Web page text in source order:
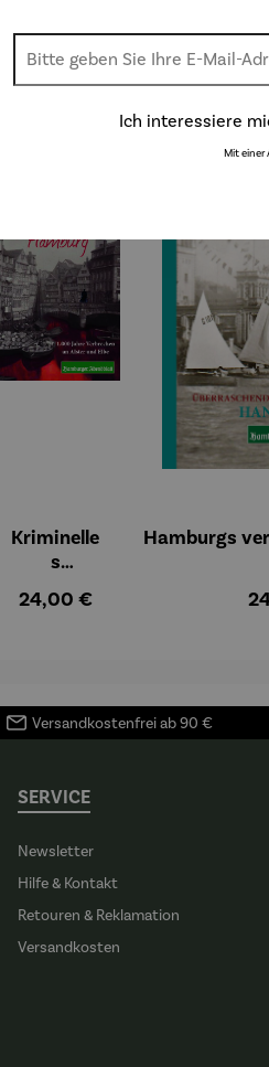
Kriminelle
s
1000
und Elbe
Regulärer Preis:
24,00 €
Hamburgs
Versandkostenfrei ab 90 €
SERVICE
Newsletter
Hilfe & Kontakt
Retouren & Reklamation
Versandkosten
Ich interessiere
Mit einer